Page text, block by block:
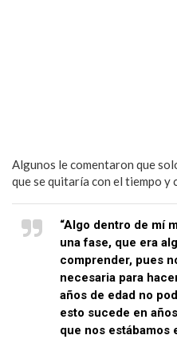
Algunos le comentaron que
que se quitaría con el tiempo y
“Algo dentro de mí
una fase, que era
comprender, pues
necesaria para
años de edad no
esto sucede en
que nos estábamos